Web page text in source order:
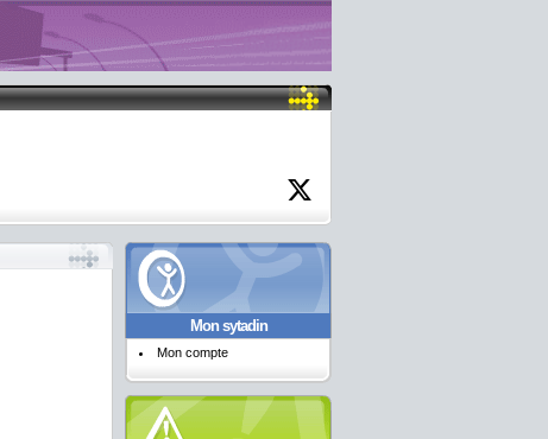
Mon sytadin
Mon compte